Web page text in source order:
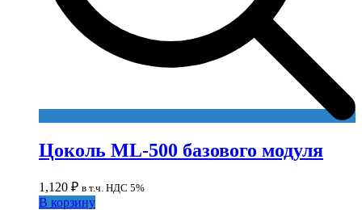
Цоколь ML-500 базового модуля
1,120 ₽ в т.ч. НДС 5%
В корзину